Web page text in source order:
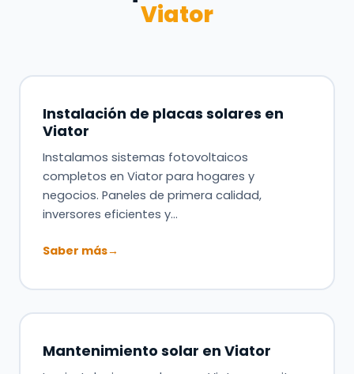
Viator
Instalación de placas solares en
Viator
Instalamos sistemas fotovoltaicos
completos en Viator para hogares y
negocios. Paneles de primera calidad,
inversores eficientes y…
Saber más→
Mantenimiento solar en Viator